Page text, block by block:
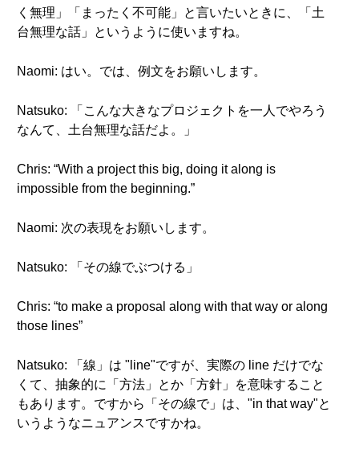
く無理」「まったく不可能」と言いたいときに、「土
台無理な話」というように使いますね。
Naomi: はい。では、例文をお願いします。
Natsuko: 「こんな大きなプロジェクトを一人でやろう
なんて、土台無理な話だよ。」
Chris: “With a project this big, doing it along is
impossible from the beginning.”
Naomi: 次の表現をお願いします。
Natsuko: 「その線でぶつける」
Chris: “to make a proposal along with that way or along
those lines”
Natsuko: 「線」は "line"ですが、実際の line だけでな
くて、抽象的に「方法」とか「方針」を意味すること
もあります。ですから「その線で」は、"in that way"と
いうようなニュアンスですかね。